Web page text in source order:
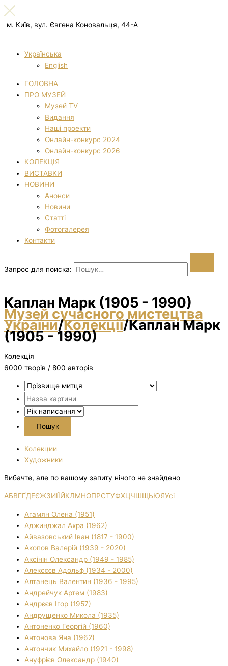
м. Київ, вул. Євгена Коновальця, 44-А
Українська
English
ГОЛОВНА
ПРО МУЗЕЙ
Музей TV
Видання
Наші проекти
Онлайн-конкурс 2024
Онлайн-конкурс 2026
КОЛЕКЦІЯ
ВИСТАВКИ
НОВИНИ
Анонси
Новини
Статті
Фотогалерея
Контакти
Запрос для поиска:
Каплан Марк (1905 - 1990)
Музей сучасного мистецтва
України/Колекції/Каплан Марк
(1905 - 1990)
Колекція
6000 творiв / 800 авторів
Колекции
Художники
Вибачте, але по вашому запиту нічого не знайдено
АБВГҐДЕЄЖЗИІЇЙКЛМНОПРСТУФХЦЧШЩЬЮЯУсі
Агамян Олена (1951)
Аджинджал Ахра (1962)
Айвазовський Іван (1817 - 1900)
Акопов Валерій (1939 - 2020)
Аксінін Олександр (1949 - 1985)
Алексєєв Адольф (1934 - 2000)
Алтанець Валентин (1936 - 1995)
Андрейчук Артем (1983)
Андрєєв Ігор (1957)
Андрущенко Микола (1935)
Антоненко Георгій (1960)
Антонова Яна (1962)
Антончик Михайло (1921 - 1998)
Ануфрієв Олександр (1940)